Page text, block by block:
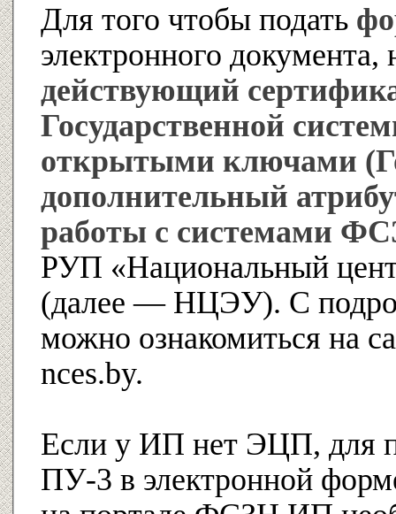
Для того чтобы подать
электронного
действующий
Государственной
открытыми ключами
дополнительный
работы с системами
РУП «Национальный
(далее — НЦЭУ). С
можно ознакомиться на
nces.by.
Если у ИП нет ЭЦП, для
ПУ-3 в электронной